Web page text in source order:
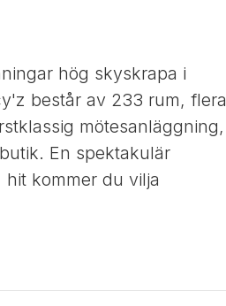
hög skyskrapa i
består av 233 rum, flera
mötesanläggning,
En spektakulär
kommer du vilja